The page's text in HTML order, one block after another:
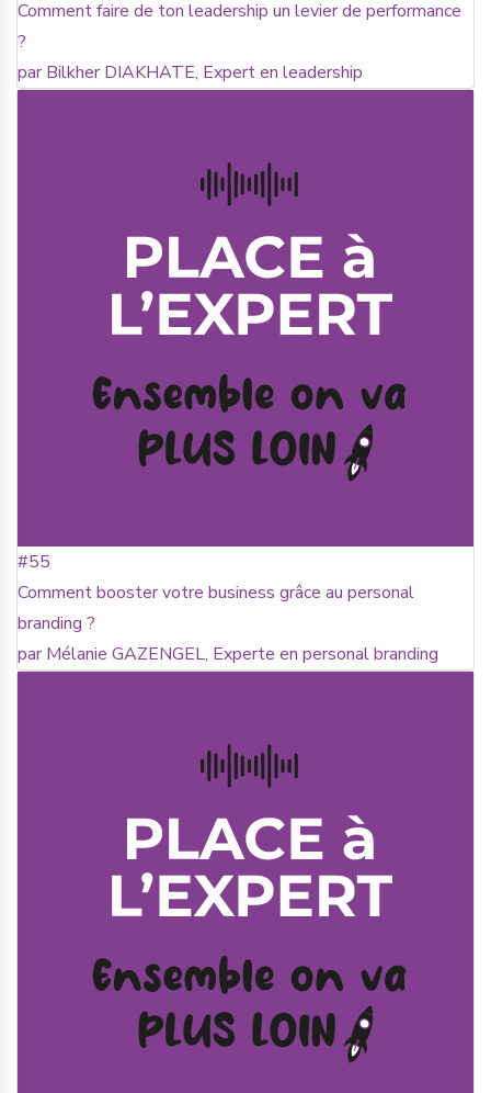
Comment faire de ton leadership un levier de performance
?
par Bilkher DIAKHATE, Expert en leadership
#55
Comment booster votre business grâce au personal
branding ?
par Mélanie GAZENGEL, Experte en personal branding